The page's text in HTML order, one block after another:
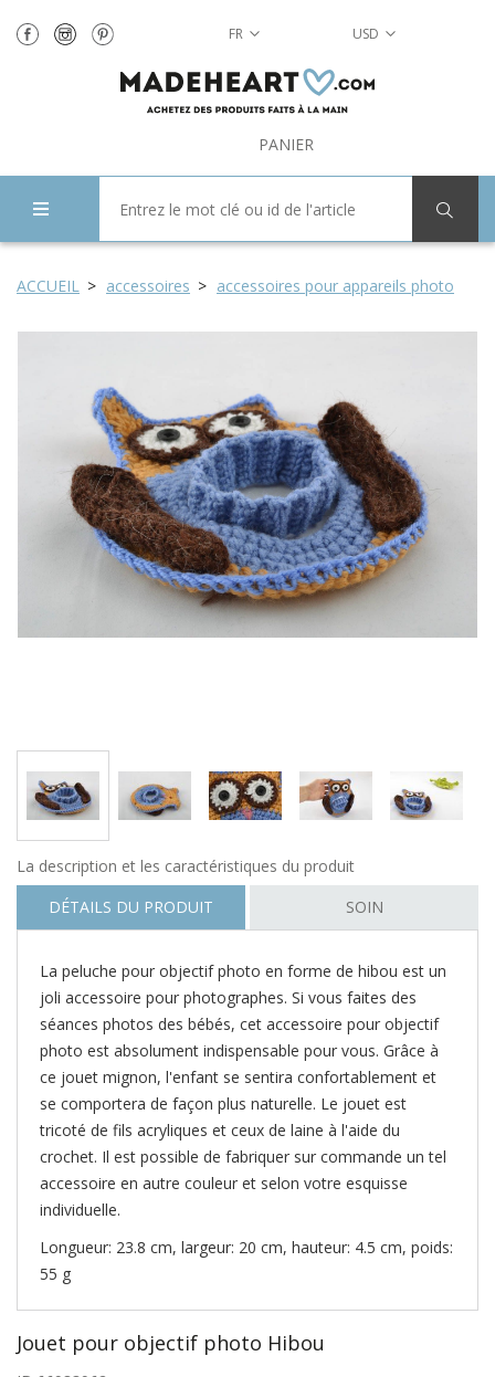
FR USD
PANIER
ACCUEIL accessoires accessoires pour appareils photo
La description et les caractéristiques du produit
DÉTAILS DU PRODUIT
SOIN
La peluche pour objectif photo en forme de hibou est un
joli accessoire pour photographes. Si vous faites des
séances photos des bébés, cet accessoire pour objectif
photo est absolument indispensable pour vous. Grâce à
ce jouet mignon, l'enfant se sentira confortablement et
se comportera de façon plus naturelle. Le jouet est
tricoté de fils acryliques et ceux de laine à l'aide du
crochet. Il est possible de fabriquer sur commande un tel
accessoire en autre couleur et selon votre esquisse
individuelle.
Longueur: 23.8 cm, largeur: 20 cm, hauteur: 4.5 cm, poids:
55 g
Jouet pour objectif photo Hibou